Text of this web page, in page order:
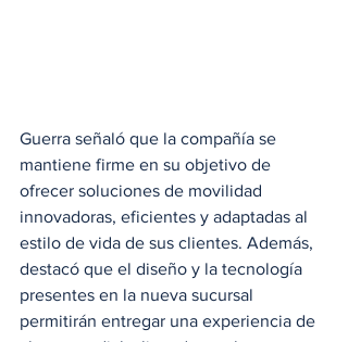
Guerra señaló que la compañía se
mantiene firme en su objetivo de
ofrecer soluciones de movilidad
innovadoras, eficientes y adaptadas al
estilo de vida de sus clientes. Además,
destacó que el diseño y la tecnología
presentes en la nueva sucursal
permitirán entregar una experiencia de